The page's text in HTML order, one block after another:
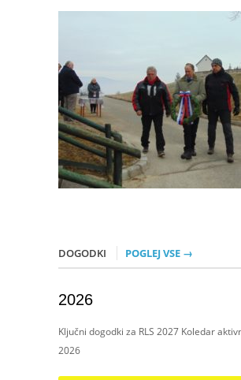
DOGODKI POGLEJ VSE →
2026
Ključni dogodki za RLS 2027 Koledar
2026